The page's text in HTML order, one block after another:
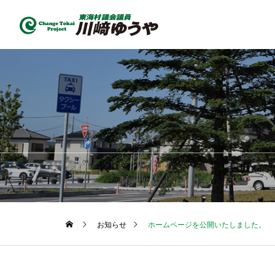
お知らせ ホームページを公開いたしました。